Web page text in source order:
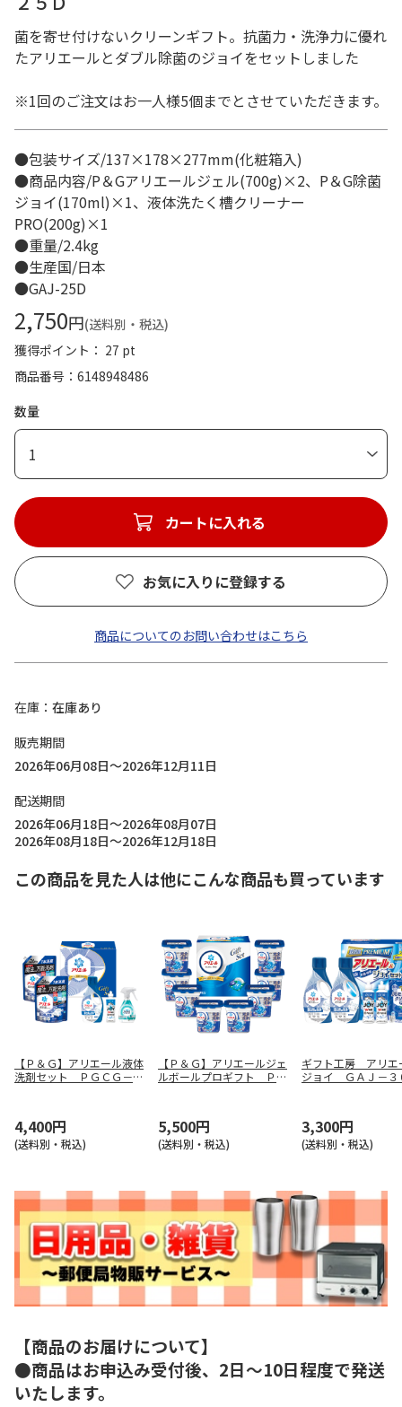
菌を寄せ付けないクリーンギフト。抗菌力・洗浄力に優れ
たアリエールとダブル除菌のジョイをセットしました
※1回のご注文はお一人様5個までとさせていただきます。
●包装サイズ/137×178×277mm(化粧箱入)
●商品内容/P＆Gアリエールジェル(700g)×2、P＆G除菌
ジョイ(170ml)×1、液体洗たく槽クリーナー
PRO(200g)×1
●重量/2.4kg
●生産国/日本
●GAJ-25D
2,750円(送料別・税込)
獲得ポイント： 27 pt
商品番号
6148948486
数量
1
カートに入れる
お気に入りに登録する
商品についてのお問い合わせはこちら
在庫
在庫あり
販売期間
2026年06月08日～2026年12月11日
配送期間
2026年06月18日～2026年08月07日
2026年08月18日～2026年12月18日
この商品を見た人は他にこんな商品も買っています
【Ｐ＆Ｇ】アリエール液体
洗剤セット ＰＧＣＧ－４
4,400円
(送料別・税込)
【Ｐ＆Ｇ】アリエールジェ
ルボールプロギフト ＰＧ
5,500円
(送料別・税込)
ギフト工房 アリエ
ジョイ ＧＡＪ－３
3,300円
(送料別・税込)
【商品のお届けについて】
●商品はお申込み受付後、2日～10日程度で発送
いたします。